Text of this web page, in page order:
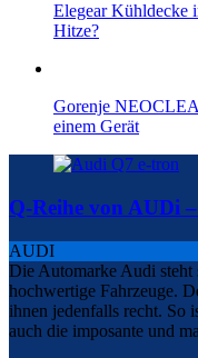
Elegear Kühldecke
Hitze?
Gorenje
einem Gerät
Q-Reihe von AUDi
AUDI
Die Automarke Audi steht
hochwertige Fahrzeuge.
ihnen jedenfalls recht. So
auch die imposante und